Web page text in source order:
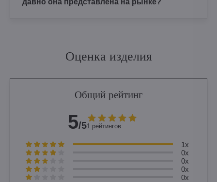
Оценка изделия
Общий рейтинг
5/51 рейтингов
1x
0x
0x
0x
0x